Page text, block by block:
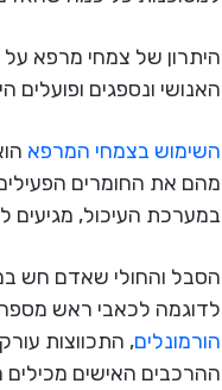
היתרון של צמחי מרפא על
האנושי ונספגים ופועלים
השימוש בצמחי המרפא
מהם את החומרים
במערכת העיכול, מגיעים
הסבל והחולי שאדם חש
לדוגמה לכאבי ראש מספר
הורמונלים, התכווצות
ההרכבים האישים